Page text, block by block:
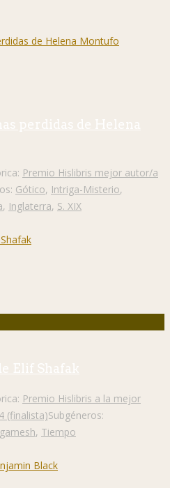
perdidas de Helena
Premio Hislibris mejor autor/a
Gótico, Intriga-Misterio,
, Inglaterra, S. XIX
Elif Shafak
Premio Hislibris a la mejor
(finalista)Subgéneros:
, Tiempo